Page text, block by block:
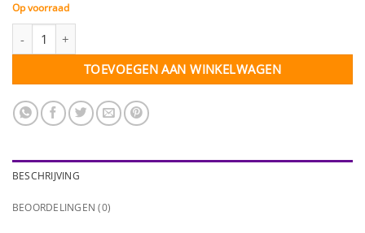
Op voorraad
TOEVOEGEN AAN WINKELWAGEN
BESCHRIJVING
BEOORDELINGEN (0)